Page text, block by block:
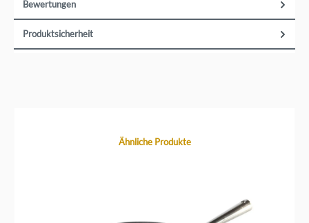
Bewertungen
Produktsicherheit
Produktgalerie überspringenÄhnliche Produkte